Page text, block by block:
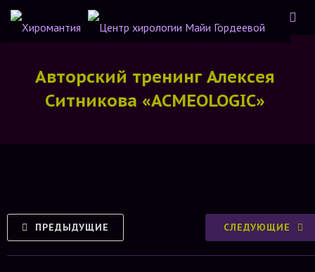
Авторский тренинг Алексея
Ситникова «ACMEOLOGIC»
СЛЕДУЮЩИЕ
ПРЕДЫДУЩИЕ